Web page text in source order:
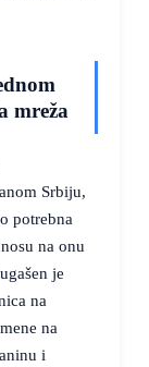
mreža
Srbiju,
potrebna
na onu
je
na
na
i